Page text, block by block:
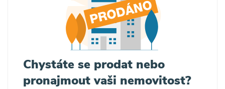
Chystáte se prodat nebo
pronajmout vaši nemovitost?